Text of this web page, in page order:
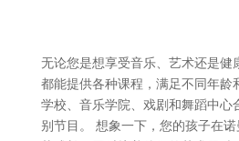
无论您是想享受音乐、艺术还是健
都能提供各种课程，满足不同年龄
学校、音乐学院、戏剧和舞蹈中心
别节目。 想象一下，您的孩子在